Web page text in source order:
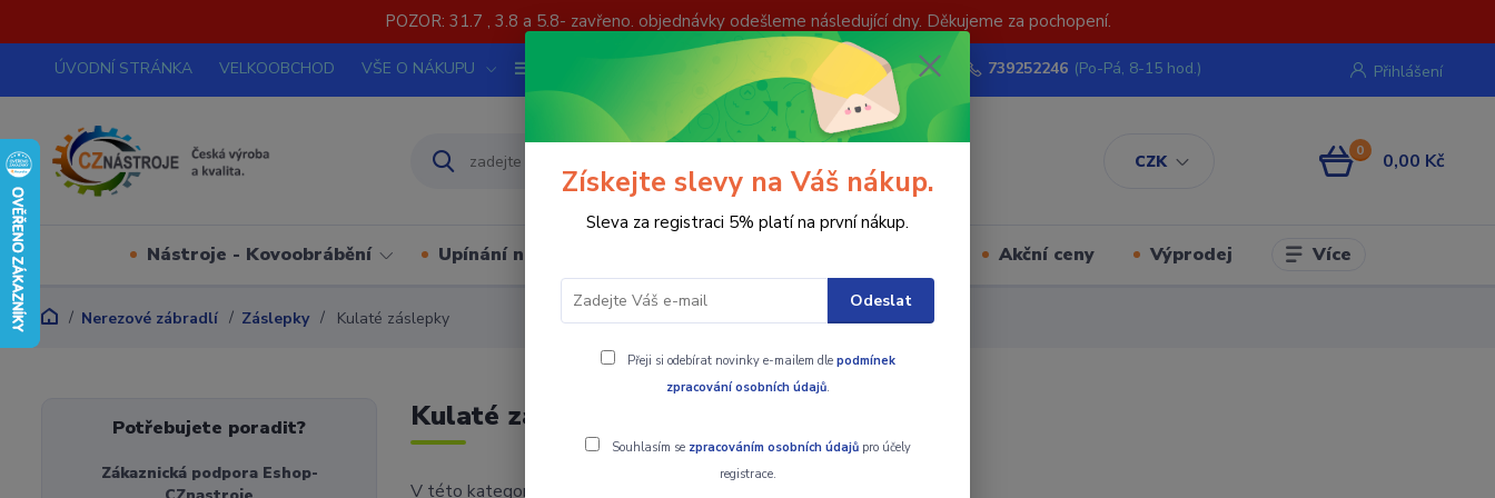
POZOR: 31.7 , 3.8 a 5.8- zavřeno. objednávky odešleme následující dny. Děkujeme za pochopení.
ÚVODNÍ STRÁNKA VELKOOBCHOD VŠE O NÁKUPU
CZK
Přihlášení
Nevíte si rady? Zavolejte. 739252246 (Po-Pá, 8-15 hod.)
0 0,00 Kč
Nástroje - Kovoobrábění Upínání nástrojů Akční ceny Výprodej Více
Nerezové zábradlí Záslepky Kulaté záslepky
Kulaté záslepky
V této kategorii nebylo nalezeno žádné zboží.
Potřebujete poradit?
Zákaznická podpora Eshop-
Získejte slevy na Váš nákup.
Sleva za registraci 5% platí na první nákup.
Odeslat
Přeji si odebírat novinky e-mailem dle podmínek
zpracování osobních údajů.
Souhlasím se zpracováním osobních údajůpro účely
registrace.